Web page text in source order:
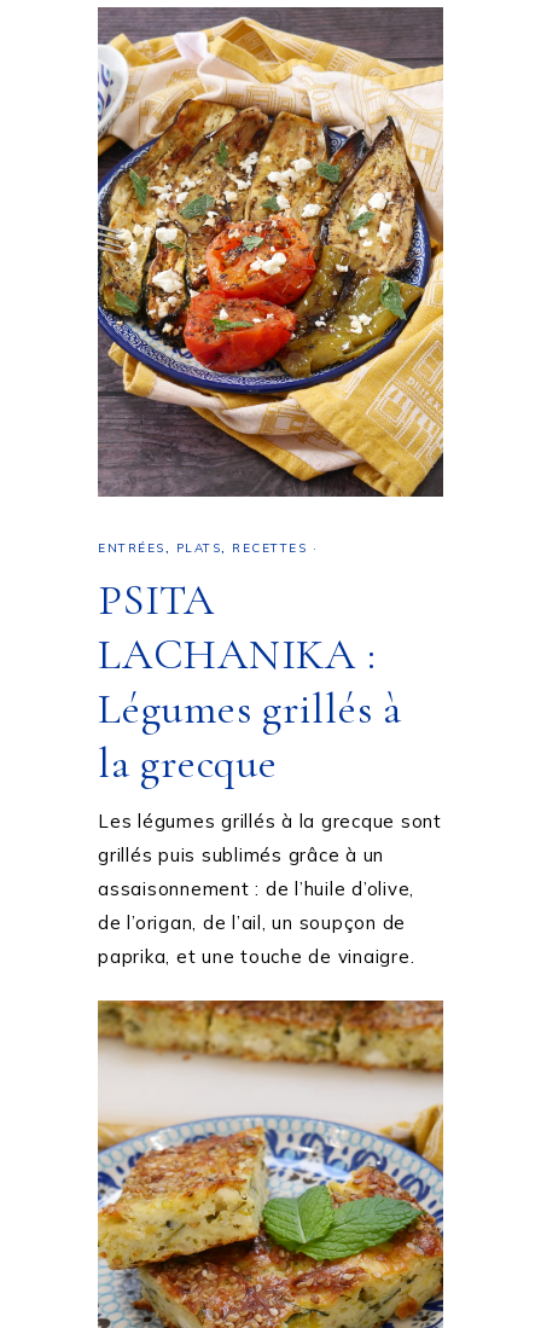
ENTRÉES, PLATS, RECETTES ·
PSITA
LACHANIKA :
Légumes grillés à
la grecque
Les légumes grillés à la grecque sont
grillés puis sublimés grâce à un
assaisonnement : de l’huile d’olive,
de l’origan, de l’ail, un soupçon de
paprika, et une touche de vinaigre.